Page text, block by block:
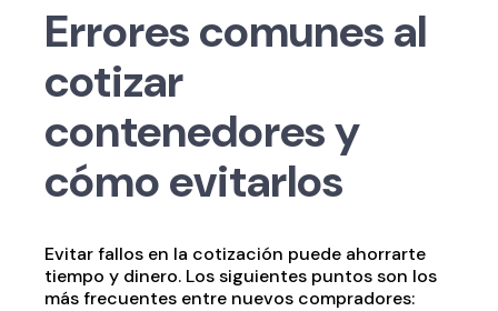
Errores comunes al
cotizar
contenedores y
cómo evitarlos
Evitar fallos en la cotización puede ahorrarte
tiempo y dinero. Los siguientes puntos son los
más frecuentes entre nuevos compradores: